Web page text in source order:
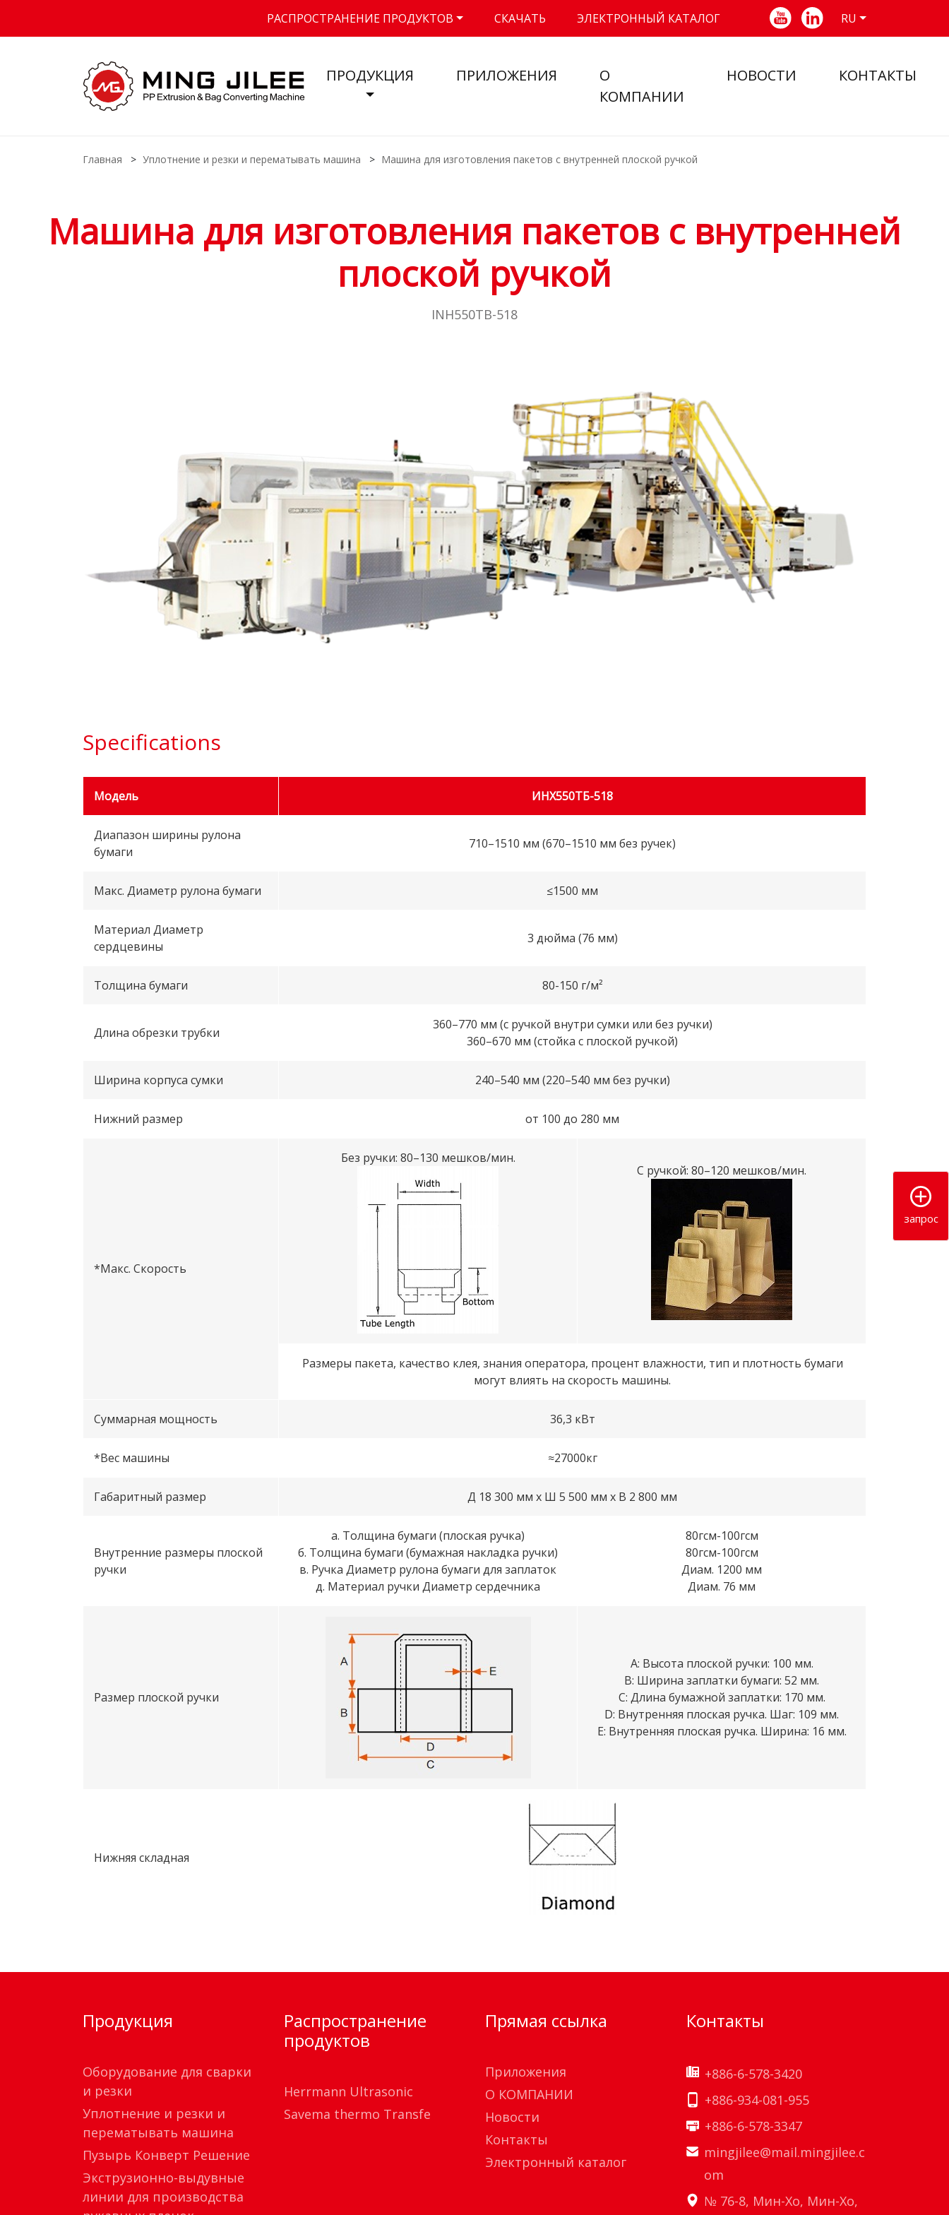
РАСПРОСТРАНЕНИЕ ПРОДУКТОВ СКАЧАТЬ ЭЛЕКТРОННЫЙ КАТАЛОГ RU
ПРОДУКЦИЯ ПРИЛОЖЕНИЯ
О
КОМПАНИИ
НОВОСТИ КОНТАКТЫ
Главная Уплотнение и резки и перематывать машина Машина для изготовления пакетов с внутренней плоской ручкой
Машина для изготовления пакетов с внутренней
плоской ручкой
INH550TB-518
запрос
Specifications
Модель ИНХ550ТБ-518
Диапазон ширины рулона
бумаги
710–1510 мм (670–1510 мм без ручек)
Макс. Диаметр рулона бумаги ≤1500 мм
Материал Диаметр
сердцевины
3 дюйма (76 мм)
Толщина бумаги 80-150 г/м²
Длина обрезки трубки
360–770 мм (с ручкой внутри сумки или без ручки)
360–670 мм (стойка с плоской ручкой)
Ширина корпуса сумки 240–540 мм (220–540 мм без ручки)
Нижний размер от 100 до 280 мм
*Макс. Скорость
Без ручки: 80–130 мешков/мин.
С ручкой: 80–120 мешков/мин.
Размеры пакета, качество клея, знания оператора, процент влажности, тип и плотность бумаги
могут влиять на скорость машины.
Суммарная мощность 36,3 кВт
*Вес машины ≈27000кг
Габаритный размер Д 18 300 мм x Ш 5 500 мм x В 2 800 мм
Внутренние размеры плоской
ручки
а. Толщина бумаги (плоская ручка)
б. Толщина бумаги (бумажная накладка ручки)
в. Ручка Диаметр рулона бумаги для заплаток
д. Материал ручки Диаметр сердечника
80гсм-100гсм
80гсм-100гсм
Диам. 1200 мм
Диам. 76 мм
Размер плоской ручки
A: Высота плоской ручки: 100 мм.
B: Ширина заплатки бумаги: 52 мм.
C: Длина бумажной заплатки: 170 мм.
D: Внутренняя плоская ручка. Шаг: 109 мм.
E: Внутренняя плоская ручка. Ширина: 16 мм.
Нижняя складная
Продукция
Оборудование для сварки
и резки
Уплотнение и резки и
перематывать машина
Пузырь Конверт Решение
Экструзионно-выдувные
линии для производства
Распространение
продуктов
Herrmann Ultrasonic
Savema thermo Transfe
Прямая ссылка
Приложения
О КОМПАНИИ
Новости
Контакты
Электронный каталог
Контакты
+886-6-578-3420
+886-934-081-955
+886-6-578-3347
mingjilee@mail.mingjilee.c
om
№ 76-8, Мин-Хо, Мин-Хо,